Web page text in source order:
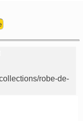
robe-de-